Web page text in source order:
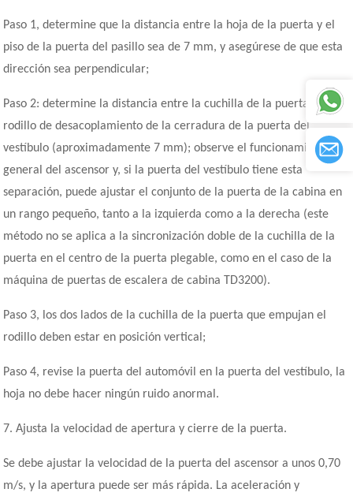
Paso 1, determine que la distancia entre la hoja de la puerta y el
piso de la puerta del pasillo sea de 7 mm, y asegúrese de que esta
dirección sea perpendicular;
Paso 2: determine la distancia entre la cuchilla de la puerta y el
rodillo de desacoplamiento de la cerradura de la puerta del
vestíbulo (aproximadamente 7 mm); observe el funcionamiento
general del ascensor y, si la puerta del vestíbulo tiene esta
separación, puede ajustar el conjunto de la puerta de la cabina en
un rango pequeño, tanto a la izquierda como a la derecha (este
método no se aplica a la sincronización doble de la cuchilla de la
puerta en el centro de la puerta plegable, como en el caso de la
máquina de puertas de escalera de cabina TD3200).
Paso 3, los dos lados de la cuchilla de la puerta que empujan el
rodillo deben estar en posición vertical;
Paso 4, revise la puerta del automóvil en la puerta del vestíbulo, la
hoja no debe hacer ningún ruido anormal.
7. Ajusta la velocidad de apertura y cierre de la puerta.
Se debe ajustar la velocidad de la puerta del ascensor a unos 0,70
m/s, y la apertura puede ser más rápida. La aceleración y